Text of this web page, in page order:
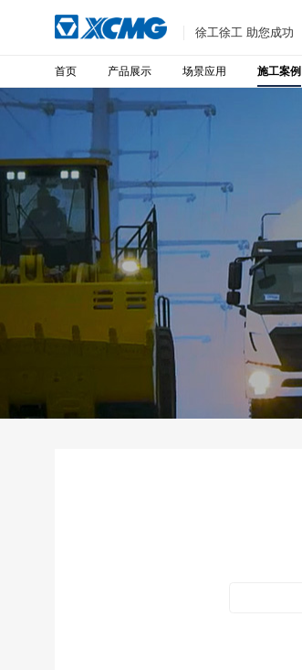
徐工徐工 助您成功
首页 产品展示 场景应用 施工案例